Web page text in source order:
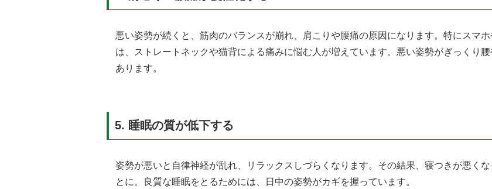
悪い姿勢が続くと、筋肉のバランスが崩れ、肩こりや腰痛の原因になります。特にスマ
は、ストレートネックや猫背による痛みに悩む人が増えています。悪い姿勢がぎっくり
あります。
5. 睡眠の質が低下する
姿勢が悪いと自律神経が乱れ、リラックスしづらくなります。その結果、寝つきが悪く
とに。良質な睡眠をとるためには、日中の姿勢がカギを握っています。